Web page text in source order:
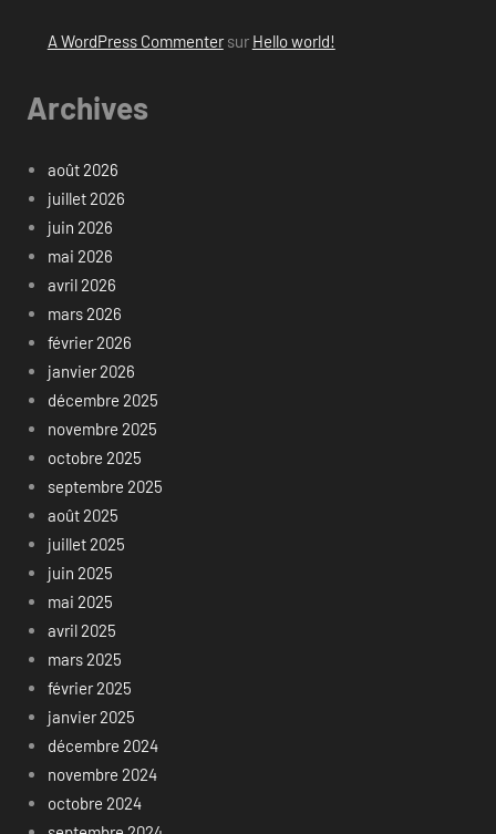
A WordPress Commentersur Hello world!
Archives
août 2026
juillet 2026
juin 2026
mai 2026
avril 2026
mars 2026
février 2026
janvier 2026
décembre 2025
novembre 2025
octobre 2025
septembre 2025
août 2025
juillet 2025
juin 2025
mai 2025
avril 2025
mars 2025
février 2025
janvier 2025
décembre 2024
novembre 2024
octobre 2024